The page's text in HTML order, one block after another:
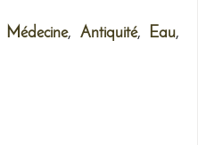
Médecine, Antiquité, Eau,